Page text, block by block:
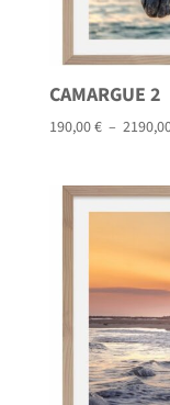
CAMARGUE 2
190,00€ –